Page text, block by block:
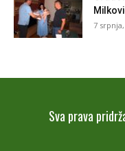
7
Sva prava